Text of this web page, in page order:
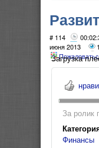
# 114
июня 2013
Загрузка
За ролик
Финансы